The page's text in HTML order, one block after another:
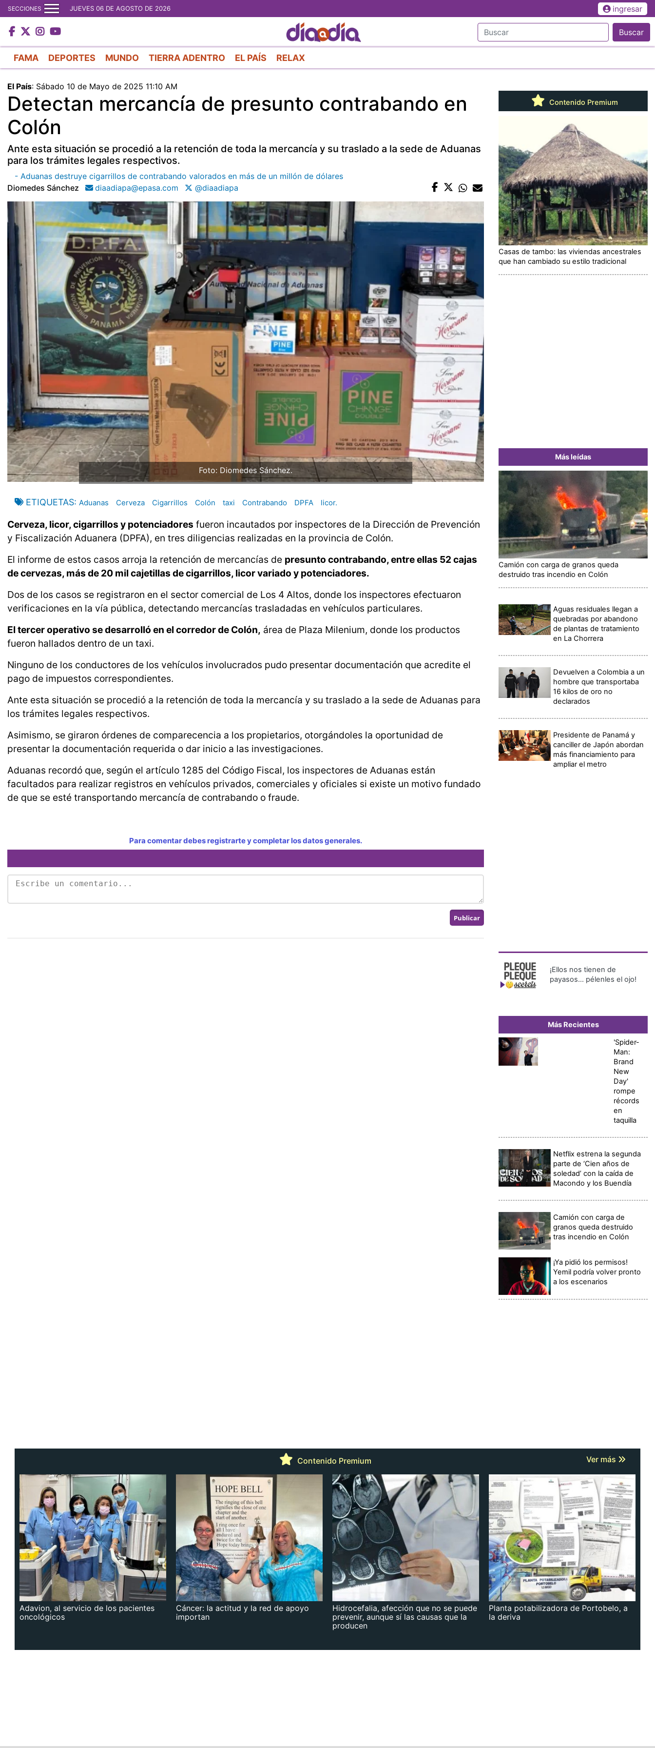
al
contenido
principal
SECCIONES JUEVES 06 DE AGOSTO DE 2026 ingresar
Buscar
FAMA DEPORTES MUNDO TIERRA ADENTRO EL PAÍS RELAX
El País: Sábado 10 de Mayo de 2025 11:10 AM
Detectan mercancía de presunto contrabando en
Colón
Ante esta situación se procedió a la retención de toda la mercancía y su traslado a la sede de Aduanas
para los trámites legales respectivos.
- Aduanas destruye cigarrillos de contrabando valorados en más de un millón de dólares
Diomedes Sánchez
diaadiapa@epasa.com @diaadiapa
Foto: Diomedes Sánchez.
ETIQUETAS Aduanas Cerveza Cigarrillos Colón taxi Contrabando DPFA licor.
Cerveza, licor, cigarrillos y potenciadores fueron incautados por inspectores de la Dirección de Prevención
y Fiscalización Aduanera (DPFA), en tres diligencias realizadas en la provincia de Colón.
El informe de estos casos arroja la retención de mercancías de presunto contrabando, entre ellas 52 cajas
de cervezas, más de 20 mil cajetillas de cigarrillos, licor variado y potenciadores.
Dos de los casos se registraron en el sector comercial de Los 4 Altos, donde los inspectores efectuaron
verificaciones en la vía pública, detectando mercancías trasladadas en vehículos particulares.
El tercer operativo se desarrolló en el corredor de Colón, área de Plaza Milenium, donde los productos
fueron hallados dentro de un taxi.
Ninguno de los conductores de los vehículos involucrados pudo presentar documentación que acredite el
pago de impuestos correspondientes.
Ante esta situación se procedió a la retención de toda la mercancía y su traslado a la sede de Aduanas para
los trámites legales respectivos.
Asimismo, se giraron órdenes de comparecencia a los propietarios, otorgándoles la oportunidad de
presentar la documentación requerida o dar inicio a las investigaciones.
Aduanas recordó que, según el artículo 1285 del Código Fiscal, los inspectores de Aduanas están
facultados para realizar registros en vehículos privados, comerciales y oficiales si existe un motivo fundado
de que se esté transportando mercancía de contrabando o fraude.
Para comentar debes registrarte y completar los datos generales.
Contenido Premium
Casas de tambo: las viviendas ancestrales
que han cambiado su estilo tradicional
Más leídas
Camión con carga de granos queda
destruido tras incendio en Colón
Aguas residuales llegan a
quebradas por abandono
de plantas de tratamiento
en La Chorrera
Devuelven a Colombia a un
hombre que transportaba
16 kilos de oro no
declarados
Presidente de Panamá y
canciller de Japón abordan
más financiamiento para
ampliar el metro
¡Ellos nos tienen de
payasos… pélenles el ojo!
Más Recientes
'Spider-
Man:
Brand
New
Day'
rompe
récords
en
taquilla
Netflix estrena la segunda
parte de ‘Cien años de
soledad’ con la caída de
Macondo y los Buendía
Camión con carga de
granos queda destruido
tras incendio en Colón
¡Ya pidió los permisos!
Yemil podría volver pronto
a los escenarios
Contenido Premium Ver más
Adavion, al servicio de los pacientes
oncológicos
Cáncer: la actitud y la red de apoyo
importan
Hidrocefalia, afección que no se puede
prevenir, aunque sí las causas que la
producen
Planta potabilizadora de Portobelo, a
la deriva